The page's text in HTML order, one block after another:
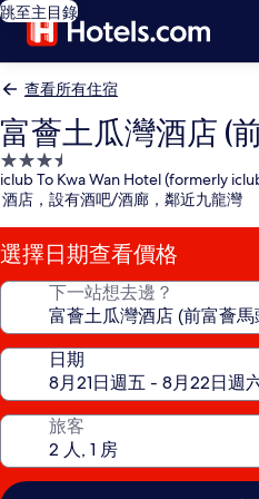
跳至主目錄
查看所有住宿
富薈土瓜灣酒店 (
3.5
星
級
住
宿
iclub To Kwa Wan Hotel (formerly
酒店，設有酒吧/酒廊，鄰近九龍灣
選擇日期查看價格
下一站想去邊？
日期
旅客